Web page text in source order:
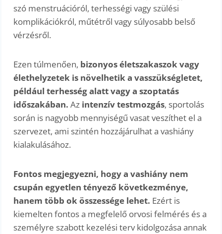
szó menstruációról, terhességi vagy szülési
komplikációkról, műtétről vagy súlyosabb belső
vérzésről.
Ezen túlmenően, bizonyos életszakaszok vagy
élethelyzetek is növelhetik a vasszükségletet,
például terhesség alatt vagy a szoptatás
időszakában. Az intenzív testmozgás, sportolás
során is nagyobb mennyiségű vasat veszíthet el a
szervezet, ami szintén hozzájárulhat a vashiány
kialakulásához.
Fontos megjegyezni, hogy a vashiány nem
csupán egyetlen tényező következménye,
hanem több ok összessége lehet. Ezért is
kiemelten fontos a megfelelő orvosi felmérés és a
személyre szabott kezelési terv kidolgozása annak